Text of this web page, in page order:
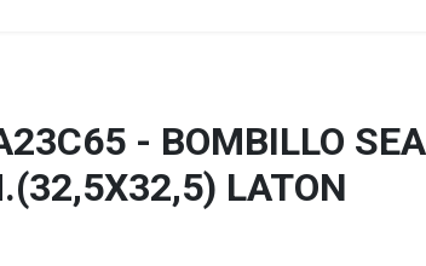
- BOMBILLO
LATON